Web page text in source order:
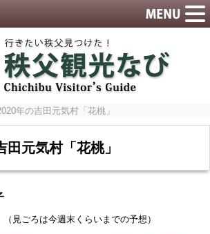
年の吉田元気村「花桃」
田元気村「花桃」
見ごろは今週末くらいまでの予想）